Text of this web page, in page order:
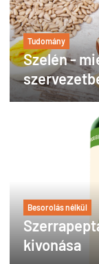
Tudomány
Szelén -
Besorolás nélkül
kivonása